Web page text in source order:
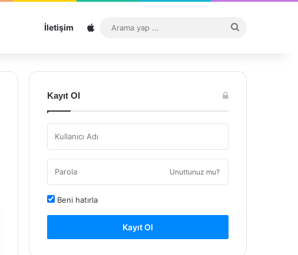
İletişim Sitemap
...
Kayıt Ol
Unuttunuz mu?
Beni hatırla
Kayıt Ol